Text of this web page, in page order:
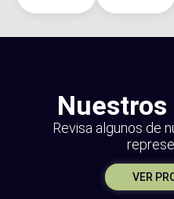
Revisa algunos de
VER